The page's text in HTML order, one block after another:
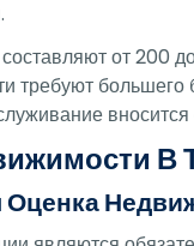
от 200
большего
В